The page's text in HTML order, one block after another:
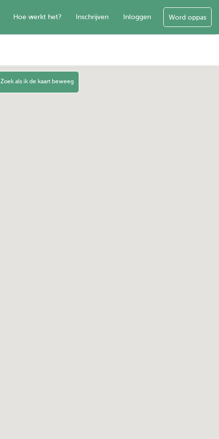
Hoe werkt het? Inschrijven Inloggen Word oppas
Zoek als ik de kaart beweeg